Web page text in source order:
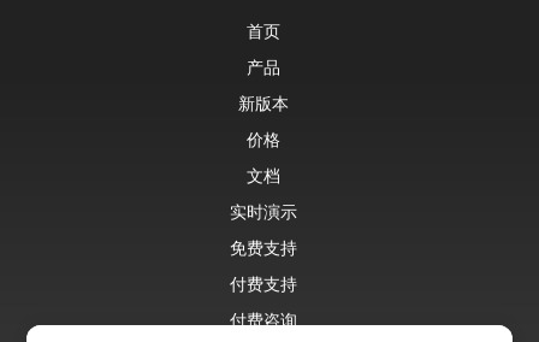
首页
产品
新版本
价格
文档
实时演示
免费支持
付费支持
付费咨询